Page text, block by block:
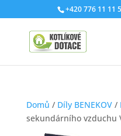
+420 776 11 11
Domů / Díly BENEKOV/
sekundárního vzduchu